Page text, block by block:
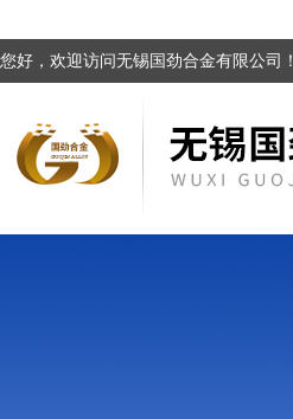
您好，欢迎访问无锡国劲合金有限公司！